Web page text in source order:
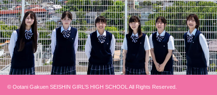
© Ootani Gakuen SEISHIN GIRL’S HIGH SCHOOL All Rights Reserved.